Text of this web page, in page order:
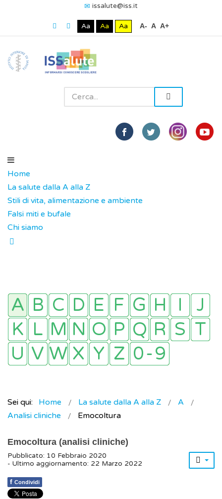
issalute@iss.it
Aa Aa Aa A- A A+
Home
La salute dalla A alla Z
Stili di vita, alimentazione e ambiente
Falsi miti e bufale
Chi siamo
Sei qui: Home La salute dalla A alla Z
A
Analisi cliniche
Emocoltura
Emocoltura (analisi cliniche)
Pubblicato: 10 Febbraio 2020
- Ultimo aggiornamento: 22 Marzo 2022
f Condividi